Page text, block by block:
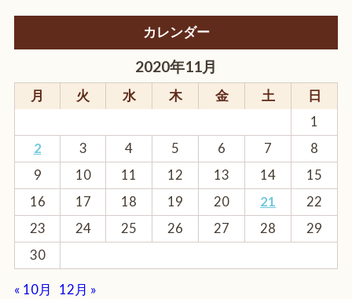
カレンダー
2020年11月
月 火 水 木 金 土
日
1
2
3 4 5 6 7
8
9
10 11 12 13 14
15
16
17 18 19 20 21
22
23
24 25 26 27 28
29
30
« 10月
12月 »